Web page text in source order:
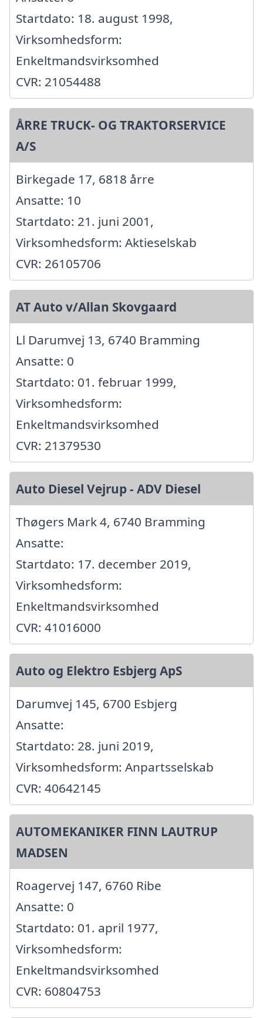
Startdato: 18. august 1998,
Virksomhedsform:
Enkeltmandsvirksomhed
CVR: 21054488
ÅRRE TRUCK- OG TRAKTORSERVICE
A/S
Birkegade 17, 6818 årre
Ansatte: 10
Startdato: 21. juni 2001,
Virksomhedsform: Aktieselskab
CVR: 26105706
AT Auto v/Allan Skovgaard
Ll Darumvej 13, 6740 Bramming
Ansatte: 0
Startdato: 01. februar 1999,
Virksomhedsform:
Enkeltmandsvirksomhed
CVR: 21379530
Auto Diesel Vejrup - ADV Diesel
Thøgers Mark 4, 6740 Bramming
Ansatte:
Startdato: 17. december 2019,
Virksomhedsform:
Enkeltmandsvirksomhed
CVR: 41016000
Auto og Elektro Esbjerg ApS
Darumvej 145, 6700 Esbjerg
Ansatte:
Startdato: 28. juni 2019,
Virksomhedsform: Anpartsselskab
CVR: 40642145
AUTOMEKANIKER FINN LAUTRUP
MADSEN
Roagervej 147, 6760 Ribe
Ansatte: 0
Startdato: 01. april 1977,
Virksomhedsform:
Enkeltmandsvirksomhed
CVR: 60804753